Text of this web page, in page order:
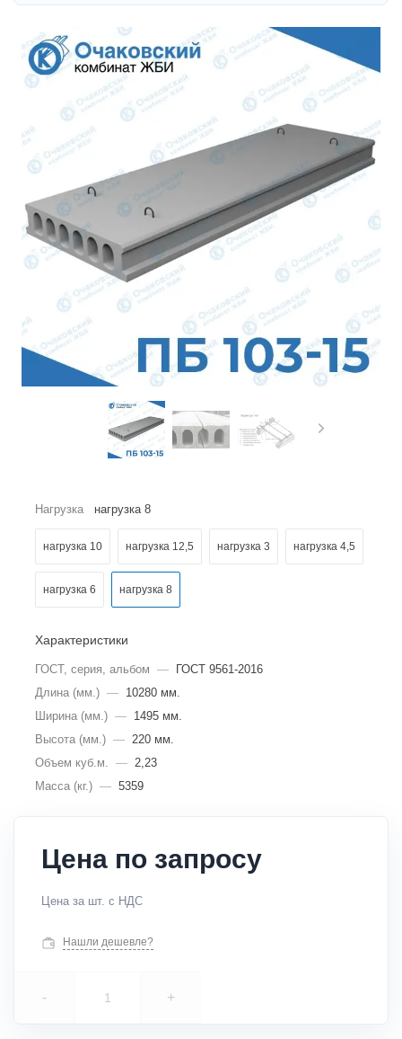
Нагрузка нагрузка 8
нагрузка 10 нагрузка 12,5 нагрузка 3 нагрузка 4,5
нагрузка 6 нагрузка 8
Характеристики
ГОСТ, серия, альбом —
ГОСТ 9561-2016
Длина (мм.) — 10280 мм.
Ширина (мм.) — 1495 мм.
Высота (мм.) — 220 мм.
Объем куб.м. — 2,23
Масса (кг.) — 5359
Цена по запросу
Цена за шт. с НДС
Нашли дешевле?
- +